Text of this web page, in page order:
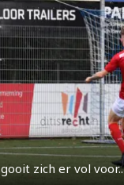
gooit zich er vol voor..